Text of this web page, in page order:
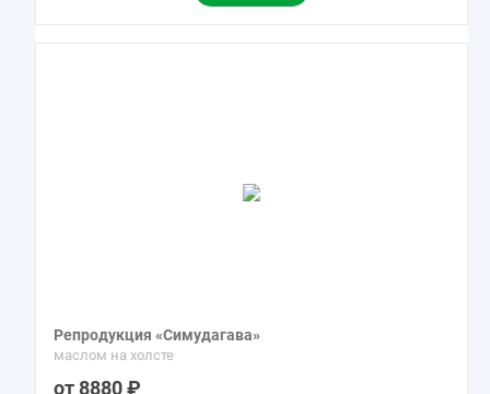
Репродукция «Симудагава»
маслом на холсте
8880